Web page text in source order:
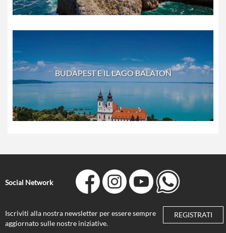
BUDAPEST E IL LAGO BALATON
Social Network
Iscriviti alla nostra newsletter per essere sempre
aggiornato sulle nostre iniziative.
REGISTRATI